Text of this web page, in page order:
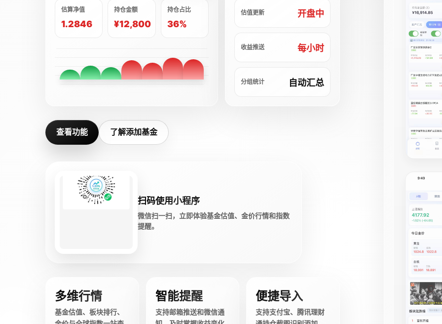
估算净值
1.2846
持仓金额
¥12,800
持仓占比
36%
估值更新 开盘中
收益推送 每小时
分组统计 自动汇总
查看功能 了解添加基金
扫码使用小程序
微信扫一扫，立即体验基金估值、金价行情和指数
提醒。
多维行情
基金估值、板块排行、
智能提醒
支持邮箱推送和微信通
便捷导入
支持支付宝、腾讯理财